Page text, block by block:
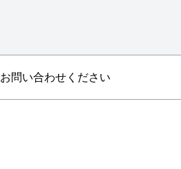
お問い合わせください